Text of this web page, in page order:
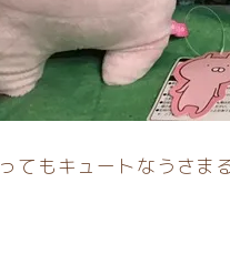
てもキュートなうさま